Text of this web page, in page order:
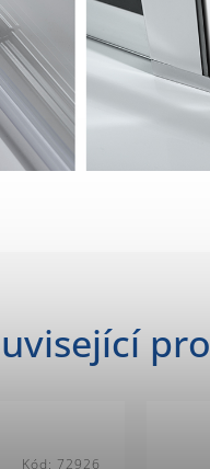
Kód: 72926